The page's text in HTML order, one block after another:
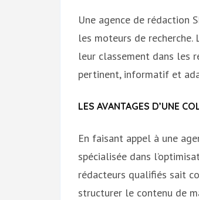
Une agence de rédaction
les moteurs de
leur classement dans les
pertinent, informatif et
LES AVANTAGES D’UNE
En faisant appel à une
spécialisée dans
rédacteurs qualifiés sait
structurer le contenu de